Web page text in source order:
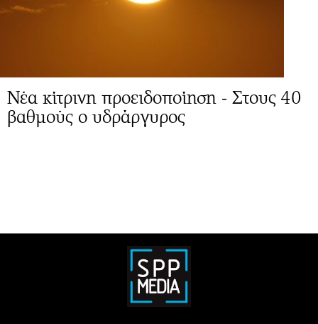
Νέα κίτρινη προειδοποίηση - Στους 40
βαθμούς ο υδράργυρος